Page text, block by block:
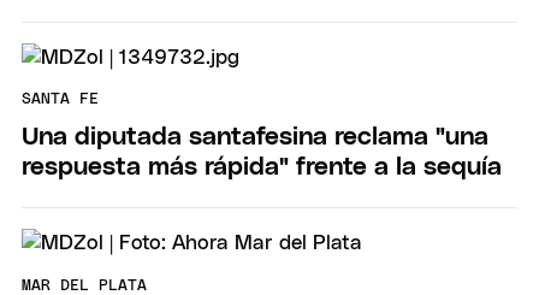
SANTA FE
Una diputada santafesina reclama "una
respuesta más rápida" frente a la sequía
MAR DEL PLATA